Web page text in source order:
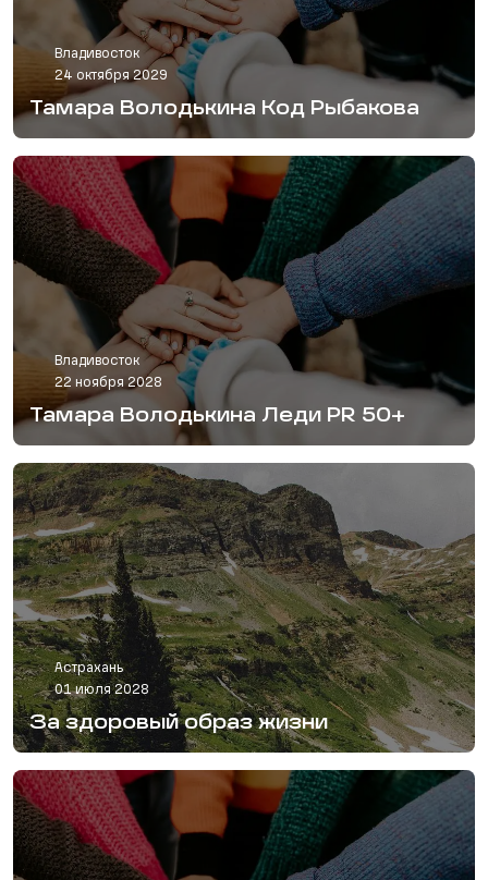
Владивосток
24 октября 2029
Тамара Володькина Код Рыбакова
Владивосток
22 ноября 2028
Тамара Володькина Леди PR 50+
Астрахань
01 июля 2028
За здоровый образ жизни